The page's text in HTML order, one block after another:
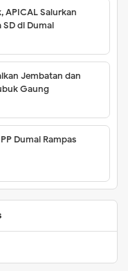
APICAL Salurkan
SD di Dumai
Jembatan dan
Gaung
Dumai Rampas